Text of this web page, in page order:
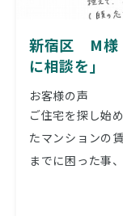
新宿区 M様
に相談を」
お客様の声
ご住宅を探し始
たマンションの
までに困った事